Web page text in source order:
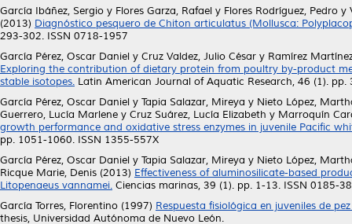
García Ibáñez, Sergio y Flores Garza, Rafael y Flores Rodríguez, Pedro y
(2013) Diagnóstico pesquero de Chiton articulatus (Mollusca:
293-302. ISSN 0718-1957
García Pérez, Oscar Daniel y Cruz Valdez, Julio César y Ramírez
Exploring the contribution of dietary protein from poultry by-product
stable isotopes. Latin American Journal of Aquatic Research, 46 (1). pp.
García Pérez, Oscar Daniel y Tapia Salazar, Mireya y Nieto López,
Guerrero, Lucía Marlene y Cruz Suárez, Lucía Elizabeth y Marroquín
growth performance and oxidative stress enzymes in juvenile Pacific
pp. 1051-1060. ISSN 1355-557X
García Pérez, Oscar Daniel y Tapia Salazar, Mireya y Nieto López,
Ricque Marie, Denis (2013) Effectiveness of aluminosilicate-based
Litopenaeus vannamei. Ciencias marinas, 39 (1). pp. 1-13. ISSN 0185-
García Torres, Florentino (1997) Respuesta fisiológica en juveniles de
thesis, Universidad Autónoma de Nuevo León.